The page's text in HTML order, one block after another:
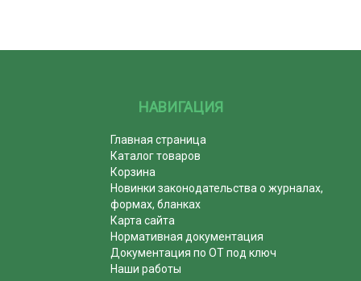
НАВИГАЦИЯ
Главная страница
Каталог товаров
Корзина
Новинки законодательства о журналах,
формах, бланках
Карта сайта
Нормативная документация
Документация по ОТ под ключ
Наши работы